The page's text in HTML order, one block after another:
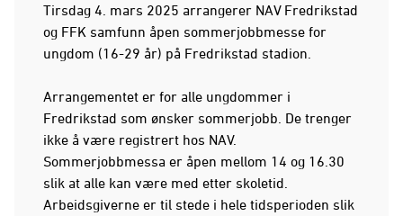
Tirsdag 4. mars 2025 arrangerer NAV Fredrikstad
og FFK samfunn åpen sommerjobbmesse for
ungdom (16-29 år) på Fredrikstad stadion.
Arrangementet er for alle ungdommer i
Fredrikstad som ønsker sommerjobb. De trenger
ikke å være registrert hos NAV.
Sommerjobbmessa er åpen mellom 14 og 16.30
slik at alle kan være med etter skoletid.
Arbeidsgiverne er til stede i hele tidsperioden slik